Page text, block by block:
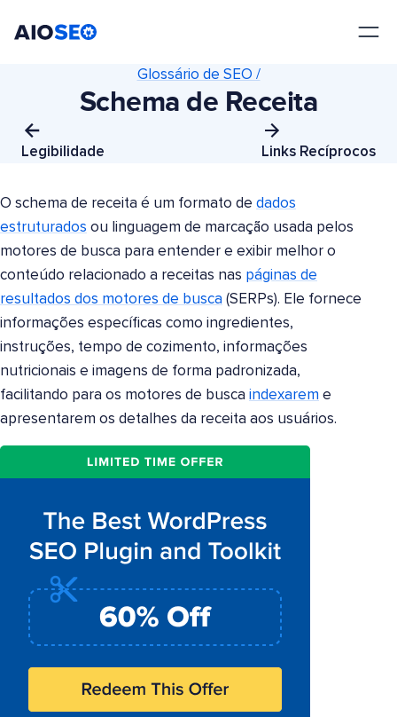
Legibilidade
Glossário de SEO /
Schema de Receita
Links Recíprocos
O schema de receita é um formato de dados
estruturados ou linguagem de marcação usada pelos
motores de busca para entender e exibir melhor o
conteúdo relacionado a receitas nas páginas de
resultados dos motores de busca (SERPs). Ele fornece
informações específicas como ingredientes,
instruções, tempo de cozimento, informações
nutricionais e imagens de forma padronizada,
facilitando para os motores de busca indexarem e
apresentarem os detalhes da receita aos usuários.